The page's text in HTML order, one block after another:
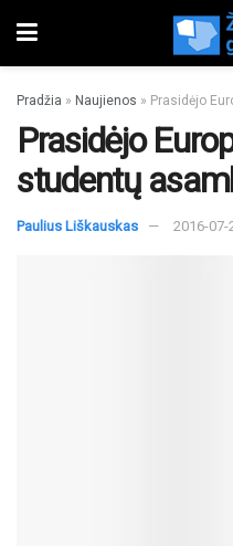
Pradžia » Naujienos » Prasidėjo
Prasidėjo
studentų
Paulius Liškauskas 2016-07-